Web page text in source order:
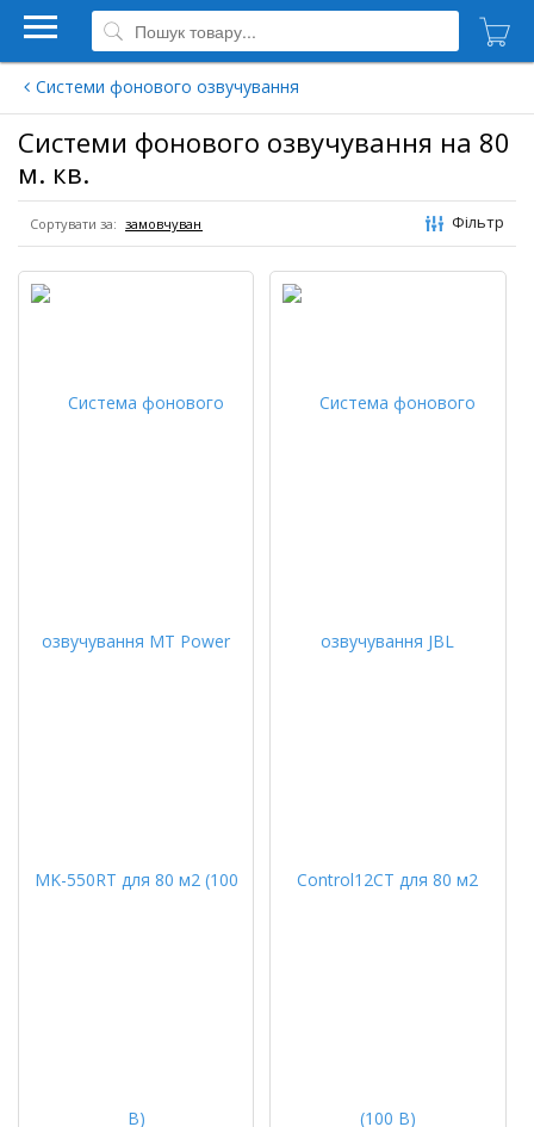
Системи фонового озвучування
Системи фонового озвучування на 80
м. кв.
Сортувати за: Фільтр